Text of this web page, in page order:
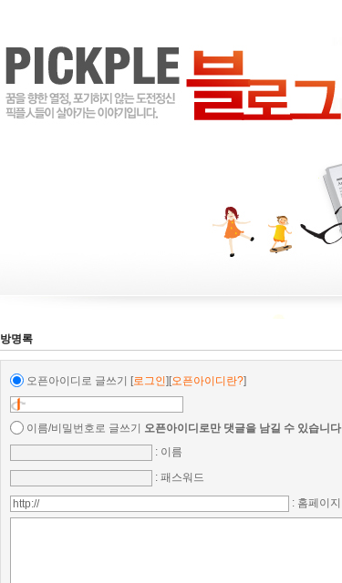
방명록
오픈아이디로 글쓰기 [로그인][오픈아이디란?]
이름/비밀번호로 글쓰기
오픈아이디로만 댓글을 남길 수 있습니다
: 이름
: 패스워드
: 홈페이지